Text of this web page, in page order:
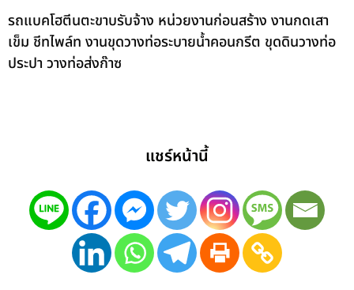
รถแบคโฮตีนตะขาบรับจ้าง หน่วยงานก่อนสร้าง งานกดเสา
เข็ม ชีทไพล์ท งานขุดวางท่อระบายน้ำคอนกรีต ขุดดินวางท่อ
ประปา วางท่อส่งก๊าซ
แชร์หน้านี้